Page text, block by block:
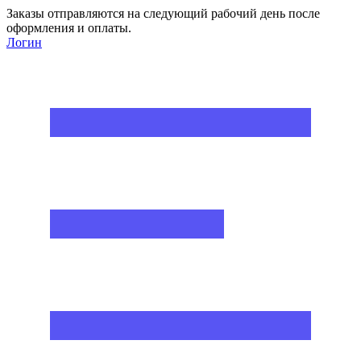
Заказы отправляются на следующий рабочий день после
оформления и оплаты.
Логин